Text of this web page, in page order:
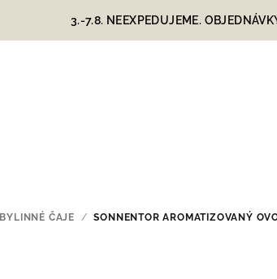
3.-7.8. NEEXPEDUJEME.
BYLINNÉ ČAJE / SONNENTOR AROMATIZOVANÝ